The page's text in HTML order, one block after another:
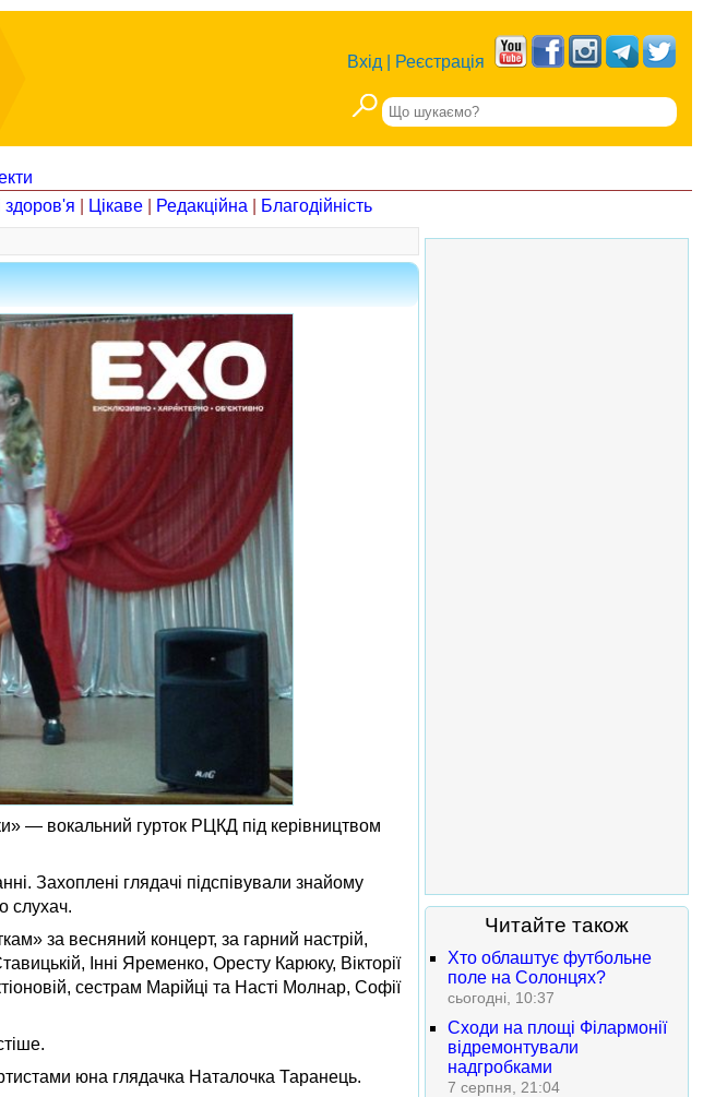
Вхід Реєстрація
здоров'я Цікаве Редакційна
Благодійність
— вокальний гурток РЦКД під керівництвом
Захоплені глядачі підспівували знайому
слухач.
за весняний концерт, за гарний настрій,
Інні Яременко, Оресту Карюку, Вікторії
сестрам Марійці та Насті Молнар, Софії
юна глядачка Наталочка Таранець.
Читайте також
Хто облаштує футбольне
поле на Солонцях?
сьогодні, 10:37
Сходи на площі Філармонії
відремонтували
надгробками
7 серпня, 21:04